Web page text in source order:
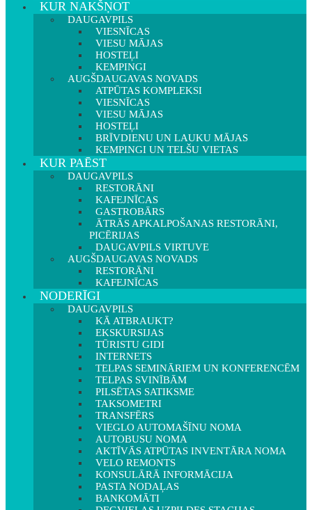
KUR NAKŠŅOT
DAUGAVPILS
VIESNĪCAS
VIESU MĀJAS
HOSTEĻI
KEMPINGI
AUGŠDAUGAVAS NOVADS
ATPŪTAS KOMPLEKSI
VIESNĪCAS
VIESU MĀJAS
HOSTEĻI
BRĪVDIENU UN LAUKU MĀJAS
KEMPINGI UN TELŠU VIETAS
KUR PAĒST
DAUGAVPILS
RESTORĀNI
KAFEJNĪCAS
GASTROBĀRS
ĀTRĀS APKALPOŠANAS RESTORĀNI,
PICĒRIJAS
DAUGAVPILS VIRTUVE
AUGŠDAUGAVAS NOVADS
RESTORĀNI
KAFEJNĪCAS
NODERĪGI
DAUGAVPILS
KĀ ATBRAUKT?
EKSKURSIJAS
TŪRISTU GIDI
INTERNETS
TELPAS SEMINĀRIEM UN KONFERENCĒM
TELPAS SVINĪBĀM
PILSĒTAS SATIKSME
TAKSOMETRI
TRANSFĒRS
VIEGLO AUTOMAŠĪNU NOMA
AUTOBUSU NOMA
AKTĪVĀS ATPŪTAS INVENTĀRA NOMA
VELO REMONTS
KONSULĀRĀ INFORMĀCIJA
PASTA NODAĻAS
BANKOMĀTI